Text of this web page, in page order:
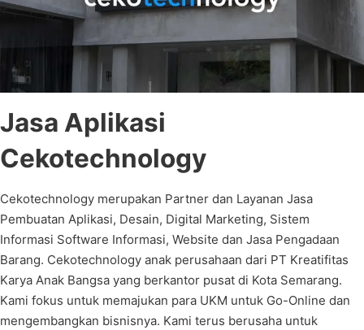
Jasa Aplikasi
Cekotechnology
Cekotechnology merupakan Partner dan Layanan Jasa
Pembuatan Aplikasi, Desain, Digital Marketing, Sistem
Informasi Software Informasi, Website dan Jasa Pengadaan
Barang. Cekotechnology anak perusahaan dari PT Kreatifitas
Karya Anak Bangsa yang berkantor pusat di Kota Semarang.
Kami fokus untuk memajukan para UKM untuk Go-Online dan
mengembangkan bisnisnya. Kami terus berusaha untuk